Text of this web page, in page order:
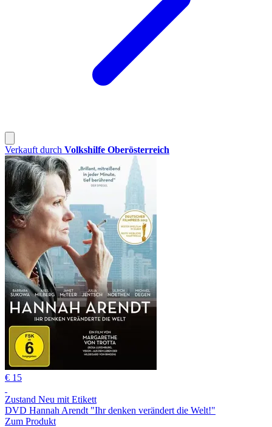
Verkauft durch Volkshilfe Oberösterreich
€ 15
Zustand Neu mit Etikett
DVD Hannah Arendt "Ihr denken verändert die Welt!"
Zum Produkt